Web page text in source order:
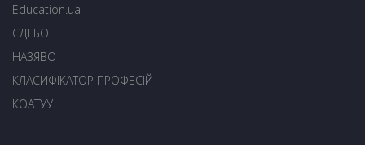
Education.ua
ЄДЕБО
НАЗЯВО
КЛАСИФІКАТОР ПРОФЕСІЙ
КОАТУУ